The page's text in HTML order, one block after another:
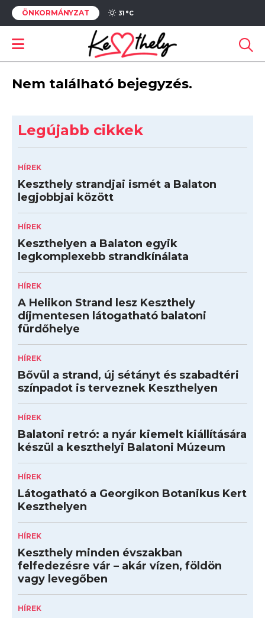
ÖNKORMÁNYZAT 31 °C
Nem található bejegyzés.
Legújabb cikkek
HÍREK
Keszthely strandjai ismét a Balaton
legjobbjai között
HÍREK
Keszthelyen a Balaton egyik
legkomplexebb strandkínálata
HÍREK
A Helikon Strand lesz Keszthely
díjmentesen látogatható balatoni
fürdőhelye
HÍREK
Bővül a strand, új sétányt és szabadtéri
színpadot is terveznek Keszthelyen
HÍREK
Balatoni retró: a nyár kiemelt kiállítására
készül a keszthelyi Balatoni Múzeum
HÍREK
Látogatható a Georgikon Botanikus Kert
Keszthelyen
HÍREK
Keszthely minden évszakban
felfedezésre vár – akár vízen, földön
vagy levegőben
HÍREK